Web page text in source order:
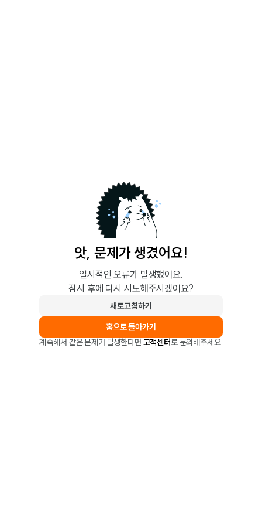
앗, 문제가 생겼어요!
일시적인 오류가 발생했어요.
잠시 후에 다시 시도해주시겠어요?
새로고침하기
홈으로 돌아가기
계속해서 같은 문제가 발생한다면 고객센터로 문의해주세요.